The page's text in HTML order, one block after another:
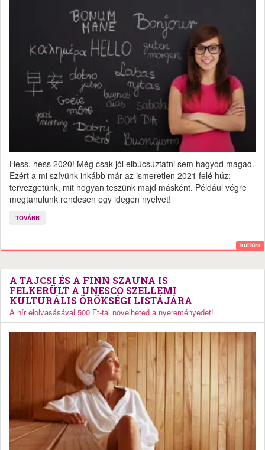
Hess, hess 2020! Még csak jól elbúcsúztatni sem hagyod magad.
Ezért a mi szívünk inkább már az ismeretlen 2021 felé húz:
tervezgetünk, mit hogyan teszünk majd másként. Például végre
megtanulunk rendesen egy idegen nyelvet!
TOVÁBB
kultúra
A TAJCSI ÉS A FINN SZAUNA IS
FELKERÜLT A UNESCO SZELLEMI
KULTURÁLIS ÖRÖKSÉGI LISTÁJÁRA
A hír elolvasásával 500 Ft-tal növelheted a nyereményedet!